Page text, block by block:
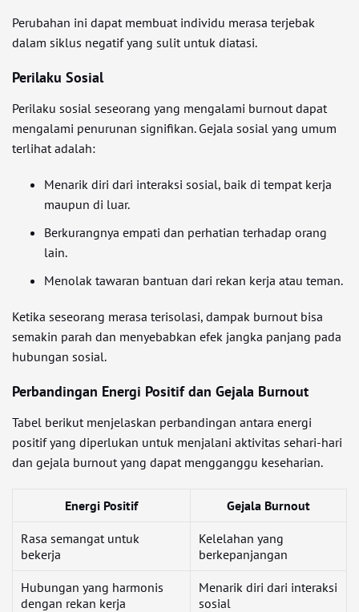
Perubahan ini dapat membuat individu merasa terjebak
dalam siklus negatif yang sulit untuk diatasi.
Perilaku Sosial
Perilaku sosial seseorang yang mengalami burnout dapat
mengalami penurunan signifikan. Gejala sosial yang umum
terlihat adalah:
Menarik diri dari interaksi sosial, baik di tempat kerja
maupun di luar.
Berkurangnya empati dan perhatian terhadap orang
lain.
Menolak tawaran bantuan dari rekan kerja atau teman.
Ketika seseorang merasa terisolasi, dampak burnout bisa
semakin parah dan menyebabkan efek jangka panjang pada
hubungan sosial.
Perbandingan Energi Positif dan Gejala Burnout
Tabel berikut menjelaskan perbandingan antara energi
positif yang diperlukan untuk menjalani aktivitas sehari-hari
dan gejala burnout yang dapat mengganggu keseharian.
Energi Positif Gejala Burnout
Rasa semangat untuk
bekerja
Kelelahan yang
berkepanjangan
Hubungan yang harmonis
dengan rekan kerja
Menarik diri dari interaksi
sosial